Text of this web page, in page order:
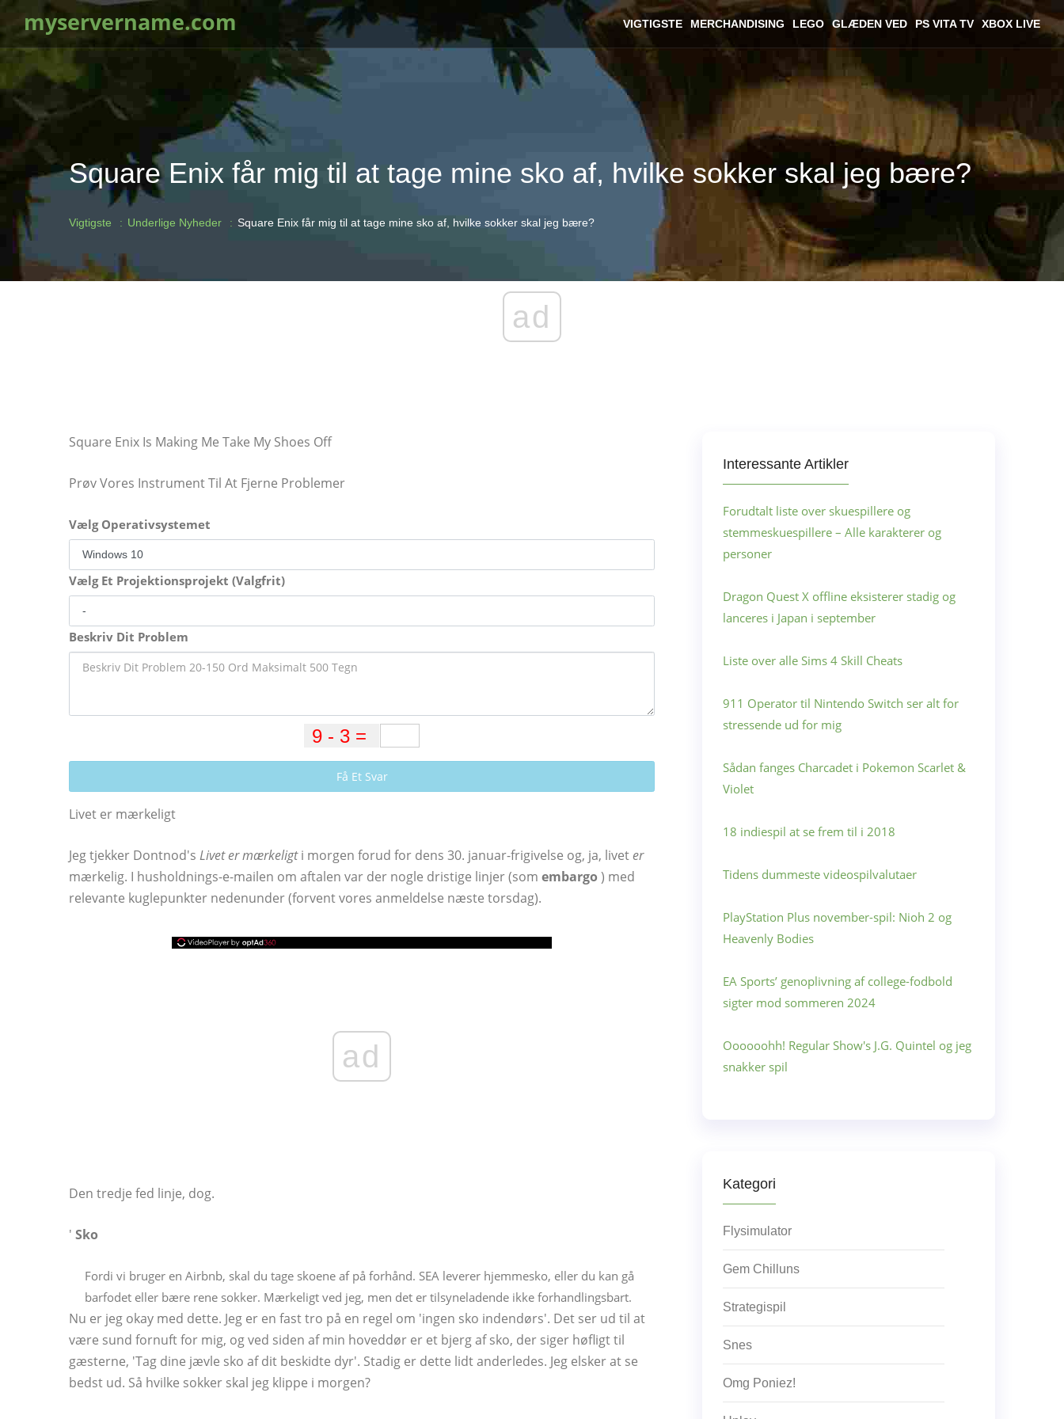
myservername.com VIGTIGSTE MERCHANDISING LEGO GLÆDEN VED PS VITA TV XBOX LIVE
Square Enix får mig til at tage mine sko af, hvilke sokker skal jeg bære?
Vigtigste Underlige Nyheder Square Enix får mig til at tage mine sko af, hvilke sokker skal jeg bære?
ad
Square Enix Is Making Me Take My Shoes Off
Prøv Vores Instrument Til At Fjerne Problemer
Vælg Operativsystemet
Vælg Et Projektionsprojekt (Valgfrit)
Beskriv Dit Problem
Få Et Svar
Livet er mærkeligt
Jeg tjekker Dontnod's Livet er mærkeligti morgen forud for dens 30. januar-frigivelse og, ja, liveter
mærkelig. I husholdnings-e-mailen om aftalen var der nogle dristige linjer (som embargo ) med
relevante kuglepunkter nedenunder (forvent vores anmeldelse næste torsdag).
ad
Den tredje fed linje, dog.
' Sko
Fordi vi bruger en Airbnb, skal du tage skoene af på forhånd. SEA leverer hjemmesko, eller du kan gå
barfodet eller bære rene sokker. Mærkeligt ved jeg, men det er tilsyneladende ikke forhandlingsbart.
Nu er jeg okay med dette. Jeg er en fast tro på en regel om 'ingen sko indendørs'. Det ser ud til at
være sund fornuft for mig, og ved siden af ​​min hoveddør er et bjerg af sko, der siger høfligt til
gæsterne, 'Tag dine jævle sko af dit beskidte dyr'. Stadig er dette lidt anderledes. Jeg elsker at se
bedst ud. Så hvilke sokker skal jeg klippe i morgen?
Interessante Artikler
Forudtalt liste over skuespillere og
stemmeskuespillere – Alle karakterer og
personer
Dragon Quest X offline eksisterer stadig og
lanceres i Japan i september
Liste over alle Sims 4 Skill Cheats
911 Operator til Nintendo Switch ser alt for
stressende ud for mig
Sådan fanges Charcadet i Pokemon Scarlet &
Violet
18 indiespil at se frem til i 2018
Tidens dummeste videospilvalutaer
PlayStation Plus november-spil: Nioh 2 og
Heavenly Bodies
EA Sports’ genoplivning af college-fodbold
sigter mod sommeren 2024
Oooooohh! Regular Show's J.G. Quintel og jeg
snakker spil
Kategori
Flysimulator
Gem Chilluns
Strategispil
Snes
Omg Poniez!